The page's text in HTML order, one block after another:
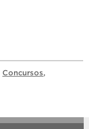
Concursos,